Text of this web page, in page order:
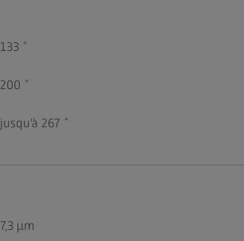
133 ̊
200 ̊
jusqu'à 267 ̊
7,3 µm